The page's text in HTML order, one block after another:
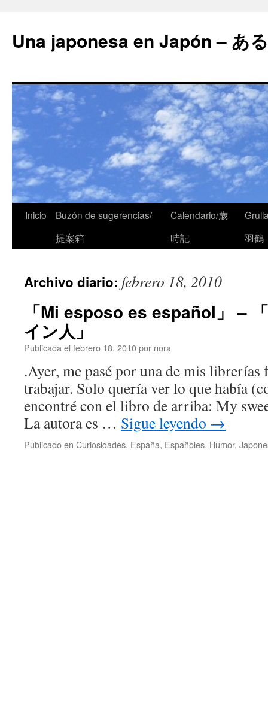
Una japonesa en Japón – あ
Inicio
Buzón de sugerencias/
提案箱
Calendario/歳
時記
羽鶴
Archivo diario: febrero 18, 2010
「Mi esposo es español」 –
イン人」
Publicada el febrero 18, 2010por nora
.Ayer, me pasé por una de mis librerías
trabajar. Solo quería ver lo que había
encontré con el libro de arriba: My
La autora es … Sigue leyendo →
Publicado en Curiosidades, España, Españoles, Humor,